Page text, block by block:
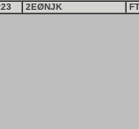
2EØNJK